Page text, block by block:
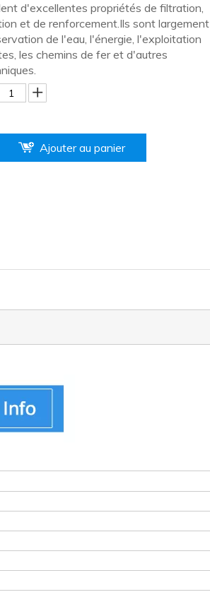
d'excellentes propriétés de filtration,
et de renforcement.Ils sont largement
de l'eau, l'énergie, l'exploitation
les chemins de fer et d'autres
Ajouter au panier